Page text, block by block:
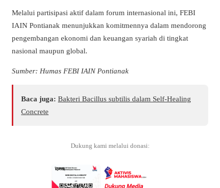
Melalui partisipasi aktif dalam forum internasional ini, FEBI
IAIN Pontianak menunjukkan komitmennya dalam mendorong
pengembangan ekonomi dan keuangan syariah di tingkat
nasional maupun global.
Sumber: Humas FEBI IAIN Pontianak
Baca juga: Bakteri Bacillus subtilis dalam Self-Healing
Concrete
Dukung kami melalui donasi: